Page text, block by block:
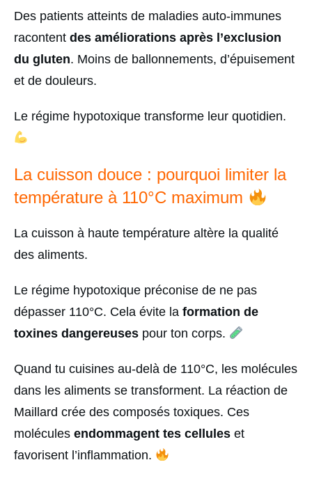
Des patients atteints de maladies auto-immunes
racontent des améliorations après l’exclusion
du gluten. Moins de ballonnements, d’épuisement
et de douleurs.
Le régime hypotoxique transforme leur quotidien.
La cuisson douce : pourquoi limiter la
température à 110°C maximum
La cuisson à haute température altère la qualité
des aliments.
Le régime hypotoxique préconise de ne pas
dépasser 110°C. Cela évite la formation de
toxines dangereuses pour ton corps.
Quand tu cuisines au-delà de 110°C, les molécules
dans les aliments se transforment. La réaction de
Maillard crée des composés toxiques. Ces
molécules endommagent tes cellules et
favorisent l’inflammation.